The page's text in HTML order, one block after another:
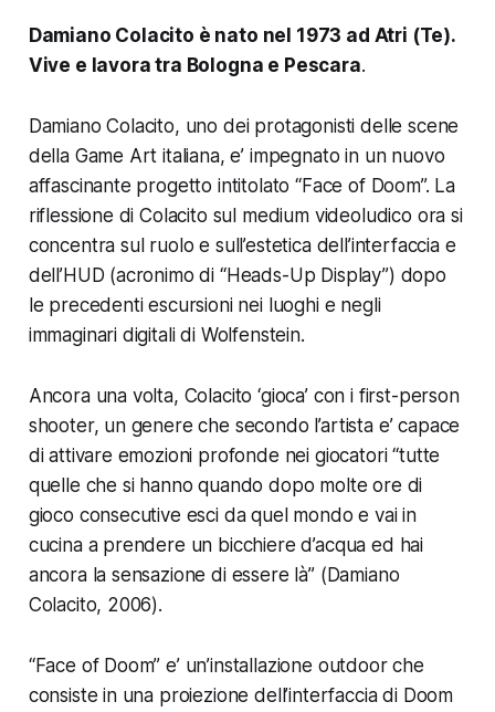
Damiano Colacito è nato nel 1973 ad Atri (Te).
Vive e lavora tra Bologna e Pescara.
Damiano Colacito, uno dei protagonisti delle scene
della Game Art italiana, e’ impegnato in un nuovo
affascinante progetto intitolato “Face of Doom”. La
riflessione di Colacito sul medium videoludico ora si
concentra sul ruolo e sull’estetica dell’interfaccia e
dell’HUD (acronimo di “Heads-Up Display”) dopo
le precedenti escursioni nei luoghi e negli
immaginari digitali di Wolfenstein.
Ancora una volta, Colacito ‘gioca’ con i first-person
shooter, un genere che secondo l’artista e’ capace
di attivare emozioni profonde nei giocatori“tutte
quelle che si hanno quando dopo molte ore di
gioco consecutive esci da quel mondo e vai in
cucina a prendere un bicchiere d’acqua ed hai
ancora la sensazione di essere là” (Damiano
Colacito, 2006).
“Face of Doom” e’ un’installazione outdoor che
consiste in una proiezione dell’interfaccia di Doom